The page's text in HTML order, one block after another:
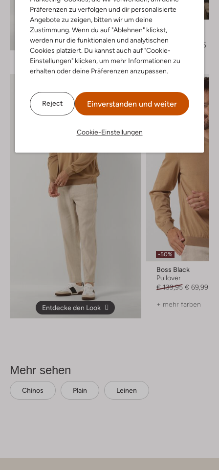
Präferenzen zu verfolgen und dir personalisierte
Angebote zu zeigen, bitten wir um deine
Zustimmung. Wenn du auf "Ablehnen" klickst,
werden nur die funktionalen und analytischen
Cookies platziert. Du kannst auch auf "Cookie-
Einstellungen" klicken, um mehr Informationen zu
erhalten oder deine Präferenzen anzupassen.
Reject Einverstanden und weiter
Cookie-Einstellungen
Entdecke den Look
Letzter Artikel
-30%
Profuomo
Polo-Shirt
€ 69,95
€ 48,95
Entdecke den Look
-50%
Boss Black
Pullover
€ 139,95 € 69,99
+ mehr farben
Mehr sehen
Chinos Plain Leinen